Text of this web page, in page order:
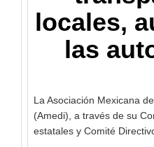
locales,
las
La Asociación Mexicana
(Amedi), a través de su
estatales y Comité